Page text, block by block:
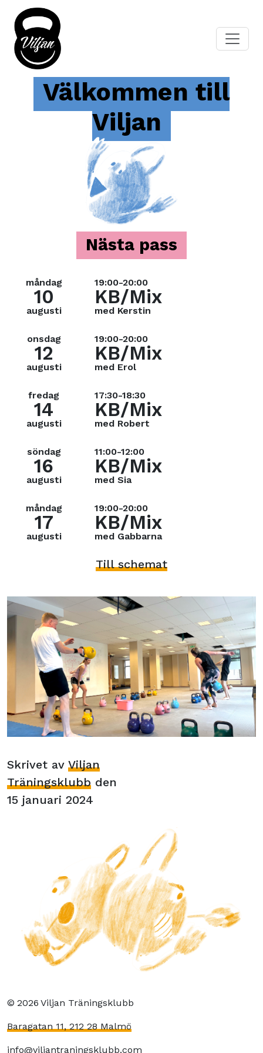
Skrivet av Viljan
Träningsklubb den
15 januari 2024
Välkommen till
Viljan
Nästa pass
måndag
10
augusti
19:00-20:00
KB/Mix
med Kerstin
onsdag
12
augusti
19:00-20:00
KB/Mix
med Erol
fredag
14
augusti
17:30-18:30
KB/Mix
med Robert
söndag
16
augusti
11:00-12:00
KB/Mix
med Sia
måndag
17
augusti
19:00-20:00
KB/Mix
med Gabbarna
Till schemat
© 2026 Viljan Träningsklubb
Baragatan 11, 212 28 Malmö
info@viljantraningsklubb.com